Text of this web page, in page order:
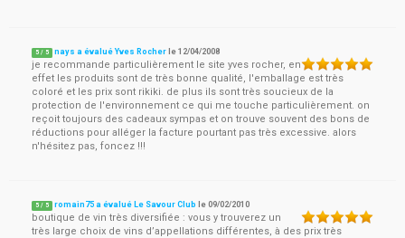
5 / 5 nays a évalué Yves Rocher le12/04/2008
je recommande particulièrement le site yves rocher, en
effet les produits sont de très bonne qualité, l'emballage est très
coloré et les prix sont rikiki. de plus ils sont très soucieux de la
protection de l'environnement ce qui me touche particulièrement. on
reçoit toujours des cadeaux sympas et on trouve souvent des bons de
réductions pour alléger la facture pourtant pas très excessive. alors
n'hésitez pas, foncez !!!
5 / 5 romain75 a évalué Le Savour Club le09/02/2010
boutique de vin très diversifiée : vous y trouverez un
très large choix de vins d’appellations différentes, à des prix très